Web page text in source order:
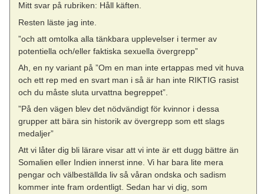
Mitt svar på rubriken: Håll käften.
Resten läste jag inte.
”och att omtolka alla tänkbara upplevelser i termer av
potentiella och/eller faktiska sexuella övergrepp”
Ah, en ny variant på ”Om en man inte ertappas med vit huva
och ett rep med en svart man i så är han inte RIKTIG rasist
och du måste sluta urvattna begreppet”.
”På den vägen blev det nödvändigt för kvinnor i dessa
grupper att bära sin historik av övergrepp som ett slags
medaljer”
Att vi låter dig bli lärare visar att vi inte är ett dugg bättre än
Somalien eller Indien innerst inne. Vi har bara lite mera
pengar och välbeställda liv så våran ondska och sadism
kommer inte fram ordentligt. Sedan har vi dig, som